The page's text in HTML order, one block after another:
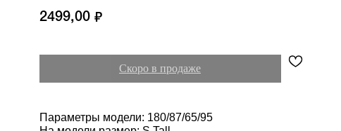
2499,00 ₽
Параметры модели: 180/87/65/95